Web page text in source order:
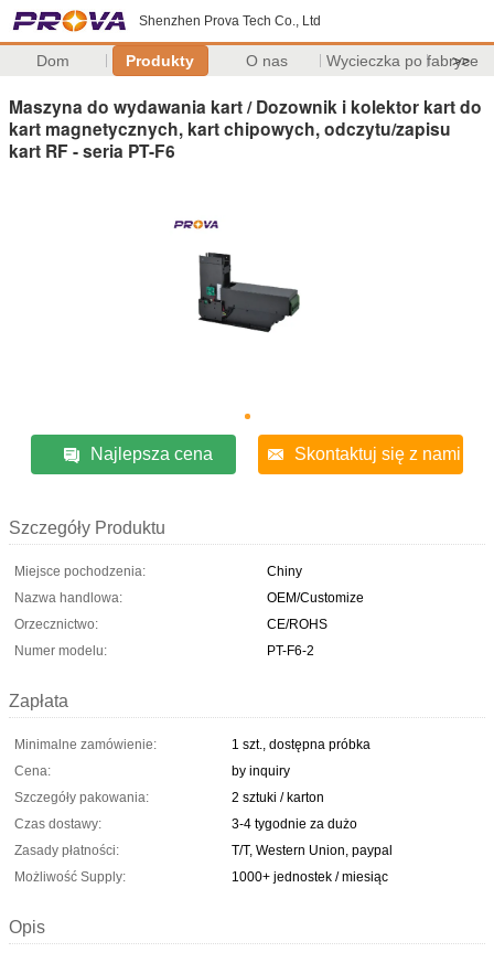
Shenzhen Prova Tech Co., Ltd
Dom Produkty O nas Wycieczka po fabryce
>>
Maszyna do wydawania kart / Dozownik i kolektor kart do
kart magnetycznych, kart chipowych, odczytu/zapisu
kart RF - seria PT-F6
Najlepsza cena Skontaktuj się z nami
Szczegóły Produktu
Miejsce pochodzenia:
Chiny
Nazwa handlowa:
OEM/Customize
Orzecznictwo:
CE/ROHS
Numer modelu:
PT-F6-2
Zapłata
Minimalne zamówienie:
1 szt., dostępna próbka
Cena:
by inquiry
Szczegóły pakowania:
2 sztuki / karton
Czas dostawy:
3-4 tygodnie za dużo
Zasady płatności:
T/T, Western Union, paypal
Możliwość Supply:
1000+ jednostek / miesiąc
Opis